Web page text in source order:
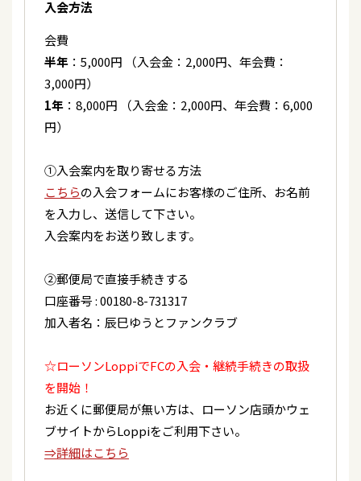
2026/07/09 キャンペーン
7/14(火)「ロンリー・ジェネレーション」会場購入
特典のお知らせ
2026/07/09 キャンペーン
7/11（土）、7/13（月）「ロンリー・ジェネレー
2026/07/08
『ロンリー・ジェネレーション』6月・月間USEN
HIT演歌／歌謡曲ランキング１位！
【テレビ＆ラジオ出演情報！】
2026/07/07 イベント
イベント決定！
2026/07/06 テレビ
チャンネル銀河「ゆうと王子の大冒険」新エピソ
ード放送決定！
2026/07/12 ラジオ
TBSラジオ「Music Palette♪」
2026/07/12
「うたなびMAX！！」北海道文化放送、CBCテレ
2026/07/12 テレビ
BS-TBS「熱唱！僕らの名曲ショー」再放送
2026/07/11 コンサート
2026/07/10 テレビ
「うたなびMAX！！」北陸放送、岐阜放送
2026/07/10 テレビ
歌謡ポップスチャンネル「辰巳ゆうと特集 ベスト
ヒット演歌」
2026/07/09 ラジオ
2018/08/15
下町純情【下町盤】【純情盤】
2018/01/17 シングル
下町純情
入会方法
会費
半年 ：5,000円 （入会金：2,000円、年会費：
3,000円）
1年 ：8,000円 （入会金：2,000円、年会費：6,000
円）
①入会案内を取り寄せる方法
こちらの入会フォームにお客様のご住所、お名前
を入力し、送信して下さい。
入会案内をお送り致します。
②郵便局で直接手続きする
口座番号 : 00180-8-731317
加入者名：辰巳ゆうとファンクラブ
☆ローソンLoppiでFCの入会・継続手続きの取扱
を開始！
お近くに郵便局が無い方は、ローソン店頭かウェ
ブサイトからLoppiをご利用下さい。
⇒詳細はこちら